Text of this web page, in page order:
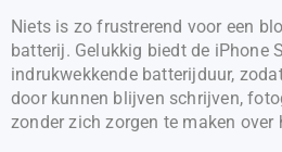
Niets is zo frustrerend voor een
batterij. Gelukkig biedt de iPhone
indrukwekkende batterijduur,
door kunnen blijven schrijven,
zonder zich zorgen te maken over